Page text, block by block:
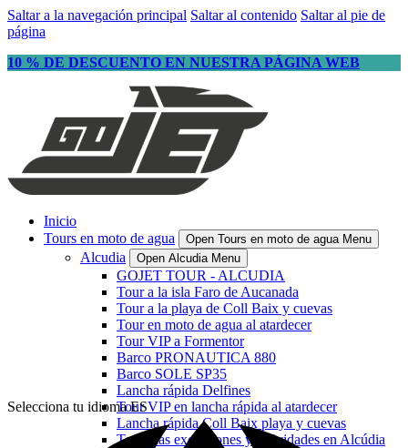
Saltar a la navegación principal Saltar al contenido Saltar al pie de
página
10 % DE DESCUENTO EN NUESTRA PÁGINA WEB
Inicio
Tours en moto de agua
Open Tours en moto de agua Menu
Alcudia Open Alcudia Menu
GOJET TOUR - ALCUDIA
Tour a la isla Faro de Aucanada
Tour a la playa de Coll Baix y cuevas
Tour en moto de agua al atardecer
Tour VIP a Formentor
Barco PRONAUTICA 880
Barco SOLE SP35
Lancha rápida Delfines
Tour VIP en lancha rápida al atardecer
Lancha rápida Coll Baix playa y cuevas
Todas las excursiones y actividades en Alcúdia
Selecciona tu idioma ES